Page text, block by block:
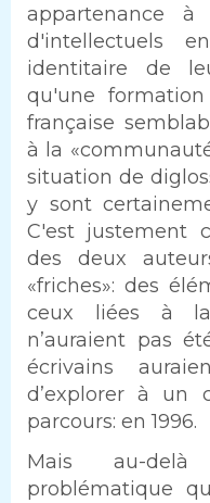
appartenance
d'intellectuels
identitaire de
qu'une
française
à la
situation de
y sont
C'est justement
des deux
«friches»: des
ceux liées à
n’auraient pas
écrivains
d’explorer à un
parcours: en 1996.
Mais au-
problématique